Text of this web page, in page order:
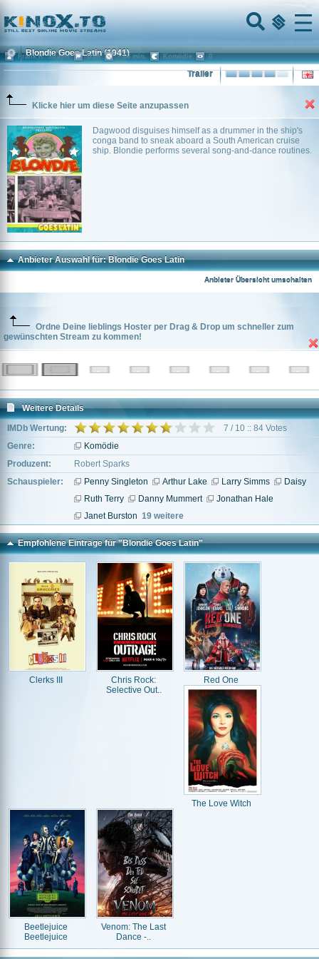
Home
Menu
Blondie Goes Latin (1941)
Trailer
Klicke hier um diese Seite anzupassen
Dagwood disguises himself as a drummer in the ship's
conga band to sneak aboard a South American cruise
ship. Blondie performs several song-and-dance routines.
Frank R. Strayer USA ~ 68 min. Komödie 0
Anbieter Auswahl für: Blondie Goes Latin
Anbieter Übersicht umschalten
Ordne Deine lieblings Hoster per Drag & Drop um schneller zum
gewünschten Stream zu kommen!
Weitere Details
IMDb Wertung:
7 / 10 :: 84 Votes
Genre:
Komödie
Produzent:
Robert Sparks
Schauspieler:
Penny Singleton Arthur Lake Larry Simms
Daisy
Ruth Terry
Danny Mummert
Jonathan Hale
Janet Burston 19 weitere
Empfohlene Einträge für "Blondie Goes Latin"
Clerks III
Chris Rock:
Selective Out..
Red One
The Love Witch
Beetlejuice
Beetlejuice
Venom: The Last
Dance -..